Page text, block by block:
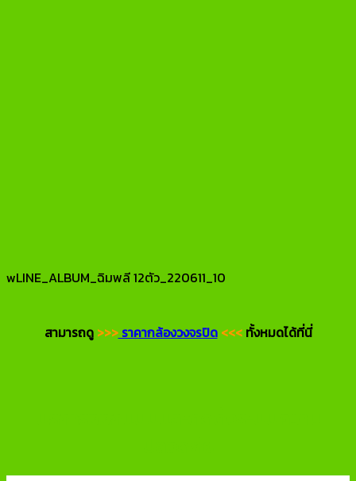
wLINE_ALBUM_ฉิมพลี 12ตัว_220611_10
สามารถดู >>>ราคากล้องวงจรปิด <<<ทั้งหมดได้ที่นี่